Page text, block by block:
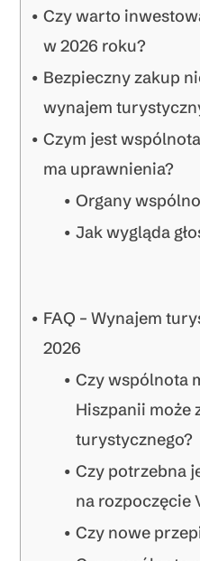
Czy warto
w 2026 roku?
Bezpieczny zakup
wynajem
Czym jest
ma uprawnienia?
Organy
Jak wygląda
FAQ – Wynajem
2026
Czy wspólnota
Hiszpanii może
turystycznego?
Czy potrzebna
na rozpoczęcie
Czy nowe